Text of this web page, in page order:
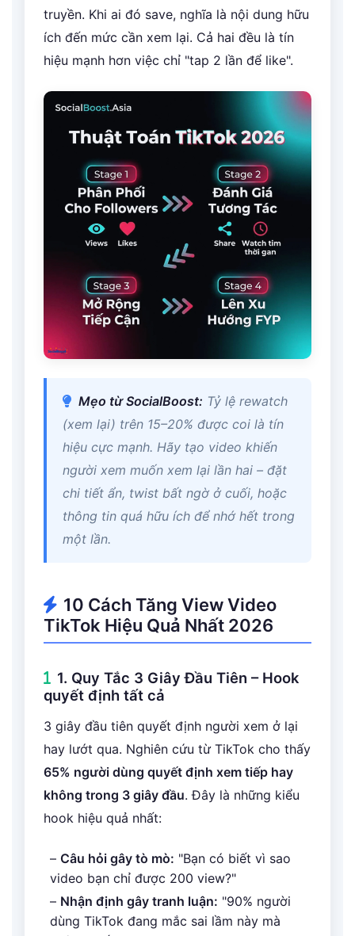
truyền. Khi ai đó save, nghĩa là nội dung hữu
ích đến mức cần xem lại. Cả hai đều là tín
hiệu mạnh hơn việc chỉ "tap 2 lần để like".
Mẹo từ SocialBoost: Tỷ lệ rewatch
(xem lại) trên 15–20% được coi là tín
hiệu cực mạnh. Hãy tạo video khiến
người xem muốn xem lại lần hai – đặt
chi tiết ẩn, twist bất ngờ ở cuối, hoặc
thông tin quá hữu ích để nhớ hết trong
một lần.
10 Cách Tăng View Video
TikTok Hiệu Quả Nhất 2026
1. Quy Tắc 3 Giây Đầu Tiên – Hook
quyết định tất cả
3 giây đầu tiên quyết định người xem ở lại
hay lướt qua. Nghiên cứu từ TikTok cho thấy
65% người dùng quyết định xem tiếp hay
không trong 3 giây đầu. Đây là những kiểu
hook hiệu quả nhất:
– Câu hỏi gây tò mò: "Bạn có biết vì sao
video bạn chỉ được 200 view?"
– Nhận định gây tranh luận: "90% người
dùng TikTok đang mắc sai lầm này mà